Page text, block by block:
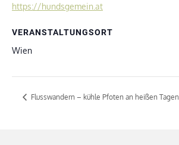
https://hundsgemein.at
VERANSTALTUNGSORT
Wien
Flusswandern – kühle Pfoten an heißen Tagen